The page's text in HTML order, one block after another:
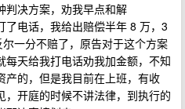
判决方案，劝我早点和解
电话，我给出赔偿半年 8 万，3
一分不赔了，原告对于这个方案
天给我打电话劝我加金额，不知
产的，但是我目前在上班，有收
，开庭的时候不讲法律，到执行的